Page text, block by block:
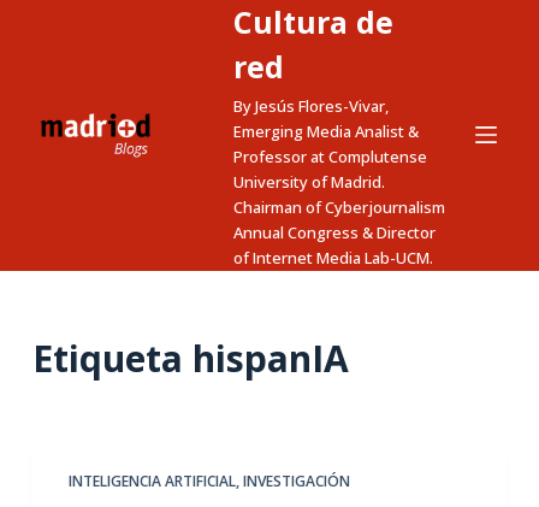
c
Cultura de
red
By Jesús Flores-Vivar,
Emerging Media Analist &
Professor at Complutense
University of Madrid.
Chairman of Cyberjournalism
Annual Congress & Director
of Internet Media Lab-UCM.
Etiqueta hispanIA
INTELIGENCIA ARTIFICIAL,INVESTIGACIÓN